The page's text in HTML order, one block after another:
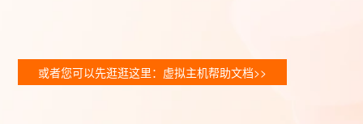
或者您可以先逛逛这里：虚拟主机帮助文档>>